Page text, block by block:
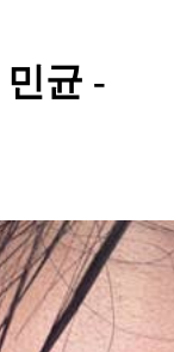
균 -